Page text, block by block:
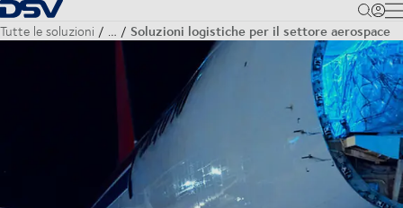
Torna alla pagina iniziale
Tutte le soluzioni … Soluzioni logistiche per il settore aerospace